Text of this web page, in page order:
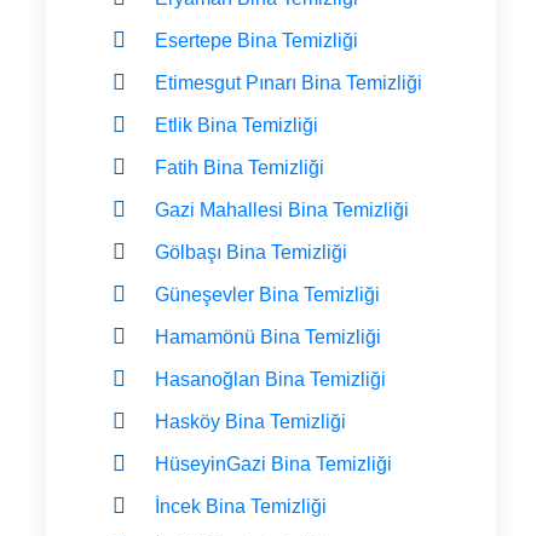
Esertepe Bina Temizliği
Etimesgut Pınarı Bina Temizliği
Etlik Bina Temizliği
Fatih Bina Temizliği
Gazi Mahallesi Bina Temizliği
Gölbaşı Bina Temizliği
Güneşevler Bina Temizliği
Hamamönü Bina Temizliği
Hasanoğlan Bina Temizliği
Hasköy Bina Temizliği
HüseyinGazi Bina Temizliği
İncek Bina Temizliği